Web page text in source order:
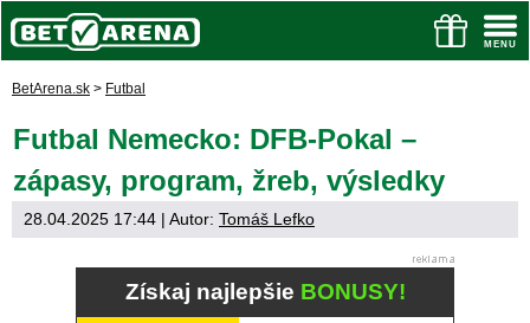
BetArena.sk > Futbal
Futbal Nemecko: DFB-Pokal –
zápasy, program, žreb, výsledky
28.04.2025 17:44 | Autor: Tomáš Lefko
Získaj najlepšie BONUSY!